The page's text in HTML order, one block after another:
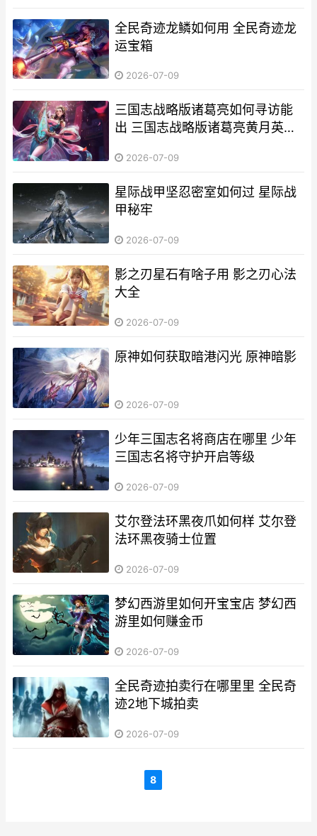
全民奇迹龙鳞如何用 全民奇迹龙
运宝箱
2026-07-09
三国志战略版诸葛亮如何寻访能
出 三国志战略版诸葛亮黄月英搭
2026-07-09
星际战甲坚忍密室如何过 星际战
甲秘牢
2026-07-09
影之刃星石有啥子用 影之刃心法
大全
2026-07-09
原神如何获取暗港闪光 原神暗影
2026-07-09
少年三国志名将商店在哪里 少年
三国志名将守护开启等级
2026-07-09
艾尔登法环黑夜爪如何样 艾尔登
法环黑夜骑士位置
2026-07-09
梦幻西游里如何开宝宝店 梦幻西
游里如何赚金币
2026-07-09
全民奇迹拍卖行在哪里里 全民奇
迹2地下城拍卖
2026-07-09
8